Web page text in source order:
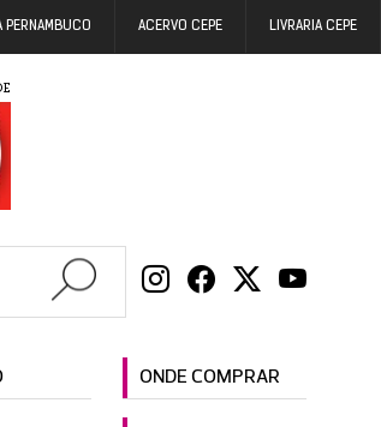
PERNAMBUCO ACERVO CEPE LIVRARIA CEPE
ONDE COMPRAR